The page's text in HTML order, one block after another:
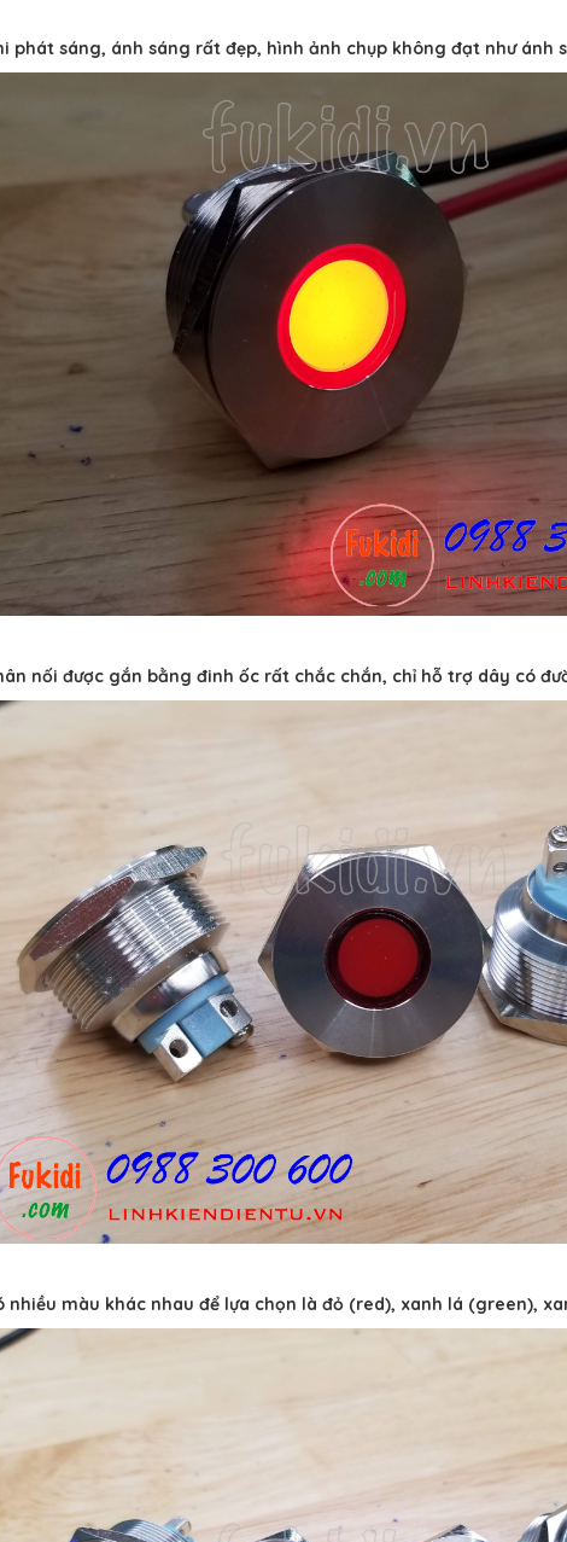
phát sáng, ánh sáng rất đẹp, hình ảnh chụp không đạt như ánh
nối được gắn bằng đinh ốc rất chắc chắn, chỉ hỗ trợ dây có
nhiều màu khác nhau để lựa chọn là đỏ (red), xanh lá (green),